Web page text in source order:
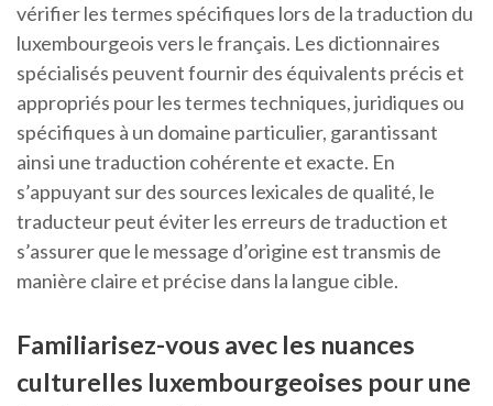
vérifier les termes spécifiques lors de la traduction du
luxembourgeois vers le français. Les dictionnaires
spécialisés peuvent fournir des équivalents précis et
appropriés pour les termes techniques, juridiques ou
spécifiques à un domaine particulier, garantissant
ainsi une traduction cohérente et exacte. En
s’appuyant sur des sources lexicales de qualité, le
traducteur peut éviter les erreurs de traduction et
s’assurer que le message d’origine est transmis de
manière claire et précise dans la langue cible.
Familiarisez-vous avec les nuances
culturelles luxembourgeoises pour une